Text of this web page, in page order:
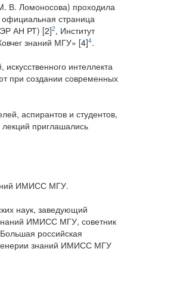
В. Ломоносова) проходила
страница
АН РТ) [2]2, Институт
знаний МГУ» [4]4.
интеллекта
при создании современных
аспирантов и студентов,
приглашались
ИМИСС МГУ.
наук, заведующий
ИМИСС МГУ, советник
российская
знаний ИМИСС МГУ